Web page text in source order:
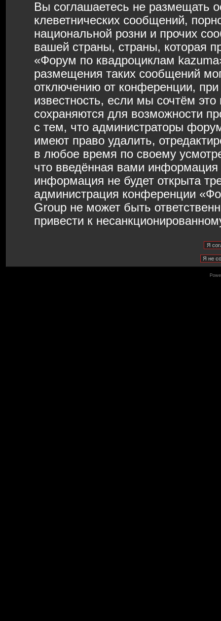
Вы соглашаетесь не размещать
клеветнических сообщений,
национальной розни и прочих
вашей страны, страны, которая
«Форум по квадроциклам
размещения таких сообщений
отключению от конференции,
известность, если мы сочтём
сохраняются для возможности
с тем, что администраторы
имеют право удалить,
в любое время по своему
что введённая вами информация
информация не будет открыта
администрация конференции
Group не может быть
привести к